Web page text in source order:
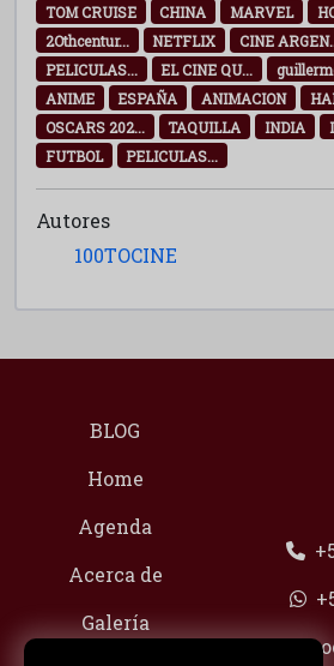
TOM CRUISE
CHINA MARVEL
2Othcentur...
NETFLIX CINE
PELICULAS...
EL CINE QU...
ANIME
ESPAÑA ANIMACION
OSCARS 202...
TAQUILLA INDIA
FUTBOL
PELICULAS...
Autores
100TOCINE
BLOG
Home
Agenda
Acerca de
Galería